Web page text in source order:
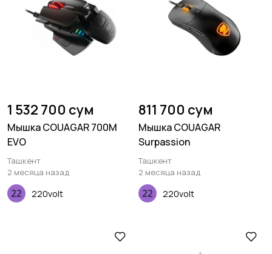
1 532 700 сум
Мышка COUAGAR 700M
EVO
Ташкент
2 месяца назад
220volt
811 700 сум
Мышка COUAGAR
Surpassion
Ташкент
2 месяца назад
220volt